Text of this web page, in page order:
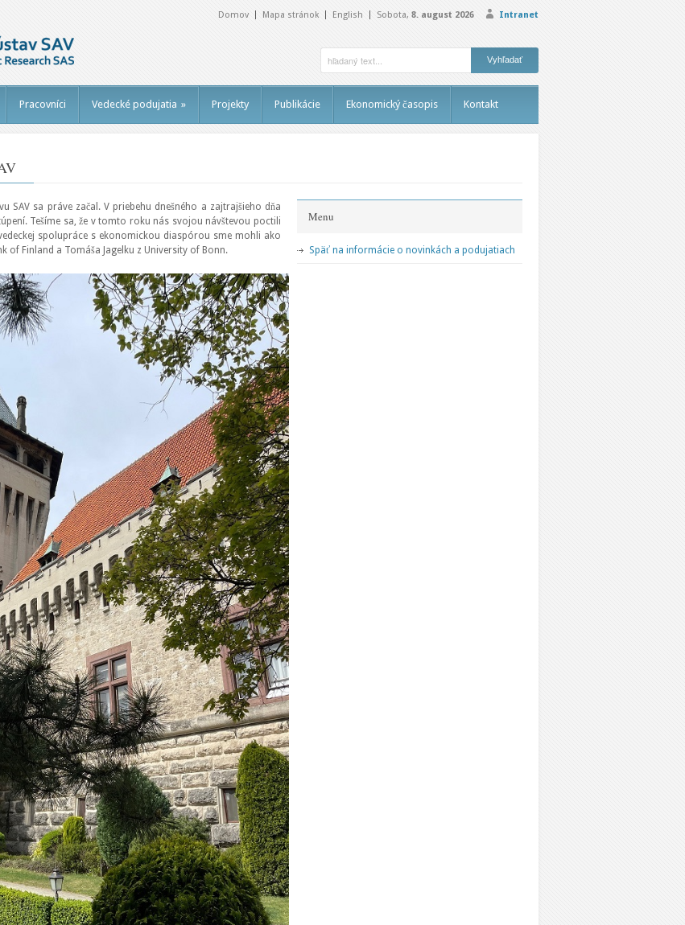
Intranet
Domov Mapa stránok English Sobota, 8. august 2026
Pracovníci Vedecké podujatia » Projekty Publikácie Ekonomický časopis Kontakt
SAV sa práve začal. V priebehu dnešného a zajtrajšieho dňa
Tešíme sa, že v tomto roku nás svojou návštevou poctili
spolupráce s ekonomickou diaspórou sme mohli ako
of Finland a Tomáša Jagelku z University of Bonn.
Menu
Späť na informácie o novinkách a podujatiach